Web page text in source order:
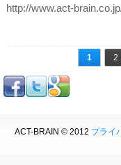
http://www.act-
1 2
ACT-BRAIN © 2012 プライ